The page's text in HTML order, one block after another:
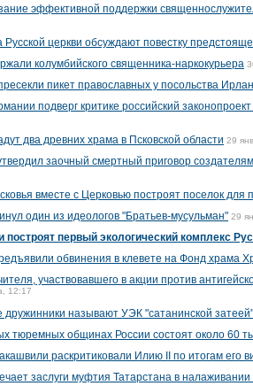
эффективной поддержки
церкви обсуждают повестку
колумбийского священника-наркокурьера
пикет православных у посольства
подверг критике российский
два древних храма в Псковской области 29
заочный смертный приговор
вместе с Церковью построят поселок для
один из идеологов "Братьев-мусульман" 29
построят первый экологический комплекс
обвинения в клевете на Фонд храма
участвовавшего в акции против
12:17
дружинники называют УЭК "сатанинской затеей"
тюремных общинах России состоят около 60
раскритиковали Илию II по итогам его
заслуги муфтия Татарстана в